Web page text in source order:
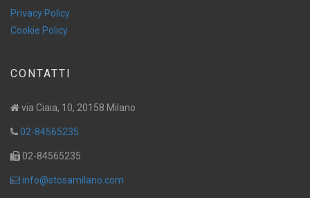
Privacy Policy
Cookie Policy
CONTATTI
via Ciaia, 10, 20158 Milano
02-84565235
02-84565235
info@stosamilano.com